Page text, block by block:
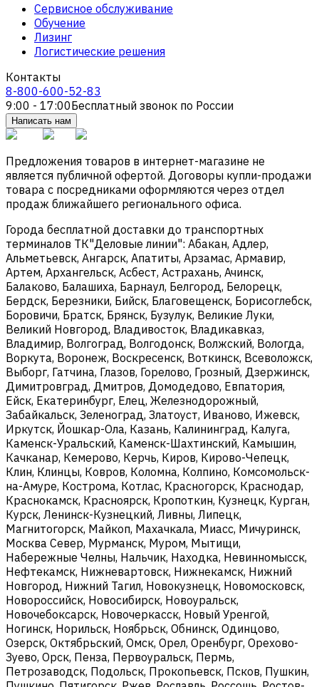
Сервисное обслуживание
Обучение
Лизинг
Логистические решения
Контакты
8-800-600-52-83
9:00 - 17:00Бесплатный звонок по России
Написать нам
Предложения товаров в интернет-магазине не
является публичной офертой. Договоры купли-продажи
товара с посредниками оформляются через отдел
продаж ближайшего регионального офиса.
Города бесплатной доставки до транспортных
терминалов ТК"Деловые линии": Абакан, Адлер,
Альметьевск, Ангарск, Апатиты, Арзамас, Армавир,
Артем, Архангельск, Асбест, Астрахань, Ачинск,
Балаково, Балашиха, Барнаул, Белгород, Белорецк,
Бердск, Березники, Бийск, Благовещенск, Борисоглебск,
Боровичи, Братск, Брянск, Бузулук, Великие Луки,
Великий Новгород, Владивосток, Владикавказ,
Владимир, Волгоград, Волгодонск, Волжский, Вологда,
Воркута, Воронеж, Воскресенск, Воткинск, Всеволожск,
Выборг, Гатчина, Глазов, Горелово, Грозный, Дзержинск,
Димитровград, Дмитров, Домодедово, Евпатория,
Ейск, Екатеринбург, Елец, Железнодорожный,
Забайкальск, Зеленоград, Златоуст, Иваново, Ижевск,
Иркутск, Йошкар-Ола, Казань, Калининград, Калуга,
Каменск-Уральский, Каменск-Шахтинский, Камышин,
Качканар, Кемерово, Керчь, Киров, Кирово-Чепецк,
Клин, Клинцы, Ковров, Коломна, Колпино, Комсомольск-
на-Амуре, Кострома, Котлас, Красногорск, Краснодар,
Краснокамск, Красноярск, Кропоткин, Кузнецк, Курган,
Курск, Ленинск-Кузнецкий, Ливны, Липецк,
Магнитогорск, Майкоп, Махачкала, Миасс, Мичуринск,
Москва Север, Мурманск, Муром, Мытищи,
Набережные Челны, Нальчик, Находка, Невинномысск,
Нефтекамск, Нижневартовск, Нижнекамск, Нижний
Новгород, Нижний Тагил, Новокузнецк, Новомосковск,
Новороссийск, Новосибирск, Новоуральск,
Новочебоксарск, Новочеркасск, Новый Уренгой,
Ногинск, Норильск, Ноябрьск, Обнинск, Одинцово,
Озерск, Октябрьский, Омск, Орел, Оренбург, Орехово-
Зуево, Орск, Пенза, Первоуральск, Пермь,
Петрозаводск, Подольск, Прокопьевск, Псков, Пушкин,